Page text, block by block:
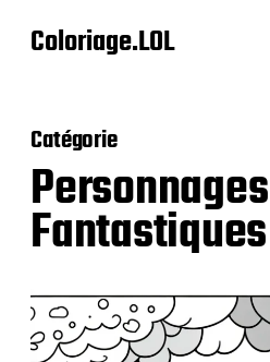
Coloriage.LOL
Catégorie
Personnages
Fantastiques